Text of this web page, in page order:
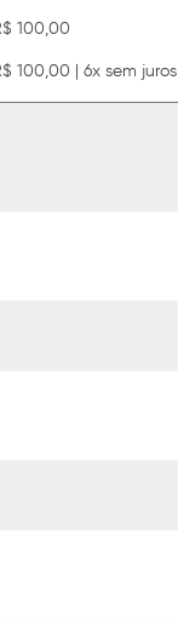
100,00
100,00 | 6x sem juros